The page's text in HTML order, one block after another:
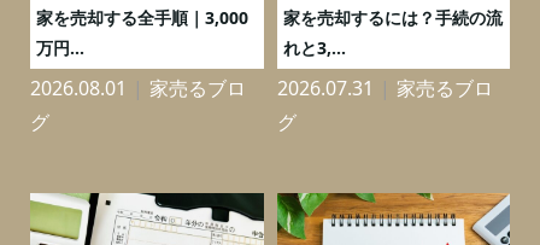
家を売却する全手順｜3,000
万円...
2026.08.01
家売るブロ
グ
家を売却するには？手続の流
れと3,...
2026.07.31
家売るブロ
グ